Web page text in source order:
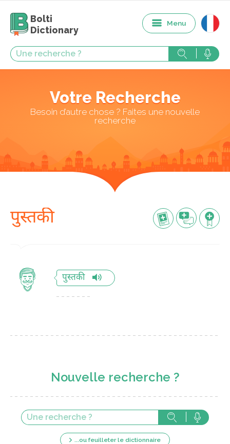
Bolti
Dictionary
Menu
Votre Recherche
Besoin d’autre chose ? Faites une nouvelle
recherche
पुस्तकी
पुस्तकी
Nouvelle recherche ?
...ou feuilleter le dictionnaire